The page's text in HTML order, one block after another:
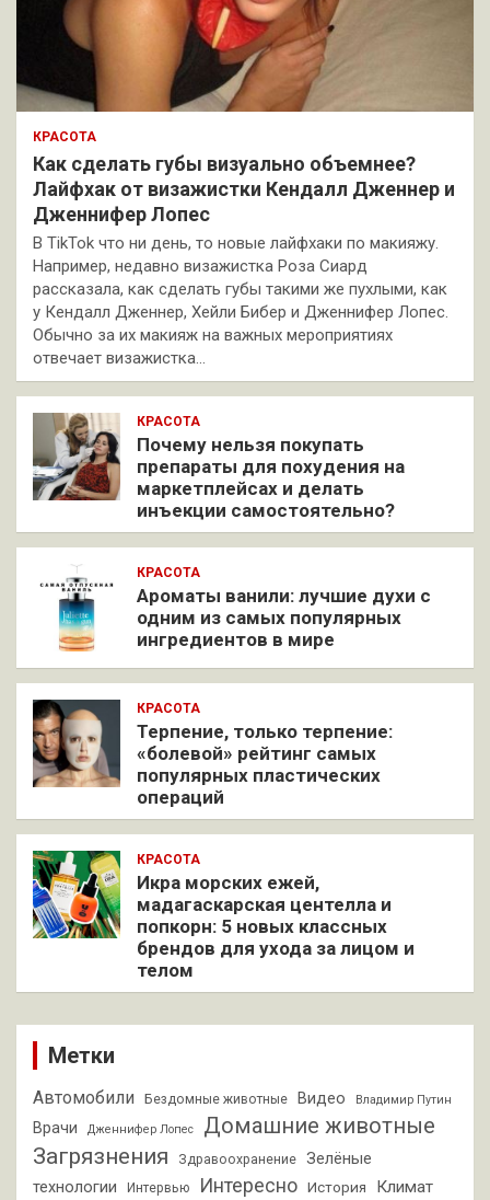
КРАСОТА
Как сделать губы визуально объемнее?
Лайфхак от визажистки Кендалл Дженнер и
Дженнифер Лопес
В TikTok что ни день, то новые лайфхаки по макияжу.
Например, недавно визажистка Роза Сиард
рассказала, как сделать губы такими же пухлыми, как
у Кендалл Дженнер, Хейли Бибер и Дженнифер Лопес.
Обычно за их макияж на важных мероприятиях
отвечает визажистка…
КРАСОТА
Почему нельзя покупать
препараты для похудения на
маркетплейсах и делать
инъекции самостоятельно?
КРАСОТА
Ароматы ванили: лучшие духи с
одним из самых популярных
ингредиентов в мире
КРАСОТА
Терпение, только терпение:
«болевой» рейтинг самых
популярных пластических
операций
КРАСОТА
Икра морских ежей,
мадагаскарская центелла и
попкорн: 5 новых классных
брендов для ухода за лицом и
телом
Метки
Автомобили Бездомные животные Видео Владимир Путин
Врачи Дженнифер Лопес
Домашние животные
Загрязнения
Здравоохранение
Зелёные
технологии
Интервью Интересно История Климат